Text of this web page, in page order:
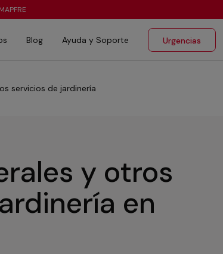
Blog Ayuda y Soporte Urgencias
servicios de jardinería
y otros
en